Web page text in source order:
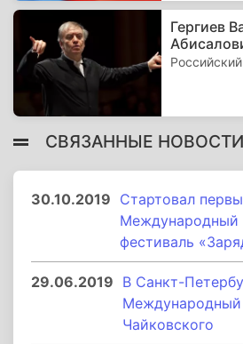
Гергиев
СВЯЗАННЫЕ
30.10.2019 Стартовал
Международный
фестиваль
29.06.2019 В Санкт-
Международный
Чайковского